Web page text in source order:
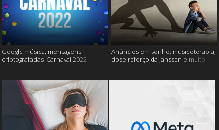
Google música, mensagens
criptografadas, Carnaval 2022
Anúncios em sonho; musicoterapia,
dose reforço da Janssen e muito